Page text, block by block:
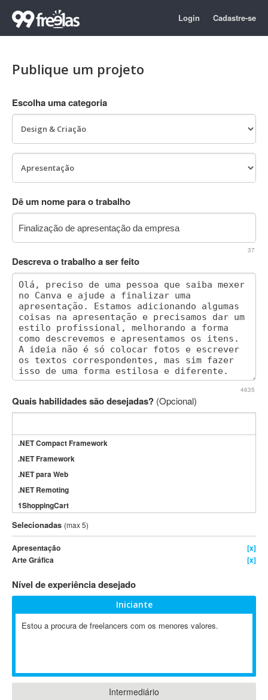
Login Cadastre-se
Publique um projeto
Escolha uma categoria
Dê um nome para o trabalho
37
Descreva o trabalho a ser feito
4635
Quais habilidades são desejadas? (Opcional)
.NET Compact Framework
.NET Framework
.NET para Web
.NET Remoting
1ShoppingCart
3DS Max
3GSM
4D Dimension
A&P
A-GPS
A2Billing
AAUS Scientific Diver
Abaqus
Selecionadas (max 5)
Apresentação
[x]
Arte Gráfica
[x]
Nível de experiência desejado
Iniciante
Estou a procura de freelancers com os menores valores.
Intermediário